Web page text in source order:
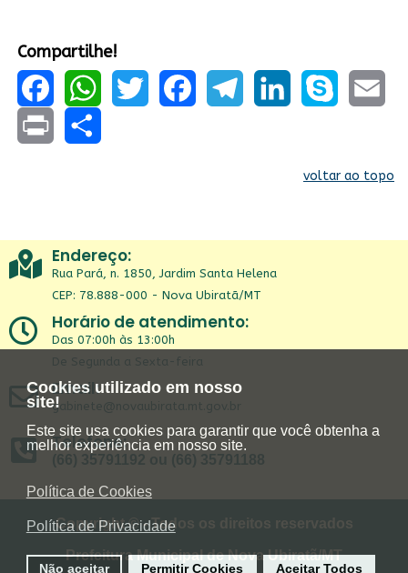
Cookies utilizado em nosso
site!
Este site usa cookies para garantir que você obtenha a
melhor experiência em nosso site.
Política de Cookies
Política de Privacidade
Não aceitar Permitir Cookies Aceitar Todos
Compartilhe!
FacebookWhatsApp
voltar ao topo
Endereço:
Rua Pará, n. 1850, Jardim Santa Helena
CEP: 78.888-000 - Nova Ubiratã/MT
Horário de atendimento:
Das 07:00h às 13:00h
De Segunda a Sexta-feira
Email:
gabinete@novaubirata.mt.gov.br
Telefone:
(66) 35791192 ou (66) 35791188
Copyright © - Todos os direitos reservados
Prefeitura Municipal de Nova Ubiratã/MT